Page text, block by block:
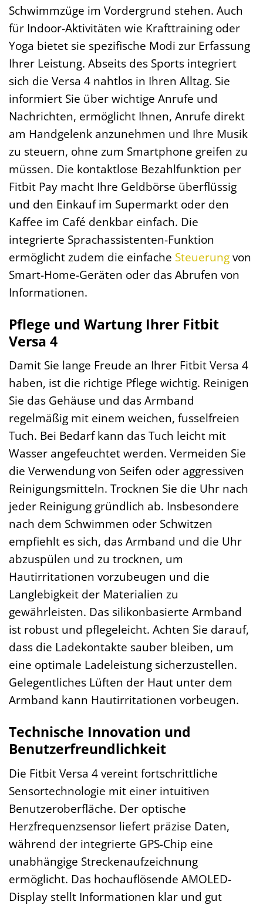
Schwimmzüge im Vordergrund stehen. Auch
für Indoor-Aktivitäten wie Krafttraining oder
Yoga bietet sie spezifische Modi zur Erfassung
Ihrer Leistung. Abseits des Sports integriert
sich die Versa 4 nahtlos in Ihren Alltag. Sie
informiert Sie über wichtige Anrufe und
Nachrichten, ermöglicht Ihnen, Anrufe direkt
am Handgelenk anzunehmen und Ihre Musik
zu steuern, ohne zum Smartphone greifen zu
müssen. Die kontaktlose Bezahlfunktion per
Fitbit Pay macht Ihre Geldbörse überflüssig
und den Einkauf im Supermarkt oder den
Kaffee im Café denkbar einfach. Die
integrierte Sprachassistenten-Funktion
ermöglicht zudem die einfache Steuerungvon
Smart-Home-Geräten oder das Abrufen von
Informationen.
Pflege und Wartung Ihrer Fitbit
Versa 4
Damit Sie lange Freude an Ihrer Fitbit Versa 4
haben, ist die richtige Pflege wichtig. Reinigen
Sie das Gehäuse und das Armband
regelmäßig mit einem weichen, fusselfreien
Tuch. Bei Bedarf kann das Tuch leicht mit
Wasser angefeuchtet werden. Vermeiden Sie
die Verwendung von Seifen oder aggressiven
Reinigungsmitteln. Trocknen Sie die Uhr nach
jeder Reinigung gründlich ab. Insbesondere
nach dem Schwimmen oder Schwitzen
empfiehlt es sich, das Armband und die Uhr
abzuspülen und zu trocknen, um
Hautirritationen vorzubeugen und die
Langlebigkeit der Materialien zu
gewährleisten. Das silikonbasierte Armband
ist robust und pflegeleicht. Achten Sie darauf,
dass die Ladekontakte sauber bleiben, um
eine optimale Ladeleistung sicherzustellen.
Gelegentliches Lüften der Haut unter dem
Armband kann Hautirritationen vorbeugen.
Technische Innovation und
Benutzerfreundlichkeit
Die Fitbit Versa 4 vereint fortschrittliche
Sensortechnologie mit einer intuitiven
Benutzeroberfläche. Der optische
Herzfrequenzsensor liefert präzise Daten,
während der integrierte GPS-Chip eine
unabhängige Streckenaufzeichnung
ermöglicht. Das hochauflösende AMOLED-
Display stellt Informationen klar und gut